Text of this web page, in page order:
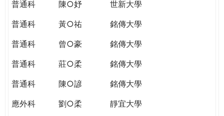
普通科
陳○妤
世新大學
普通科
黃○祐
銘傳大學
普通科
曾○豪
銘傳大學
普通科
莊○柔
銘傳大學
普通科
陳○諺
銘傳大學
應外科
劉○柔
靜宜大學